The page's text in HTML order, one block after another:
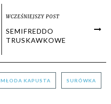
WCZEŚNIEJSZY POST
SEMIFREDDO
TRUSKAWKOWE
MŁODA KAPUSTA SURÓWKA